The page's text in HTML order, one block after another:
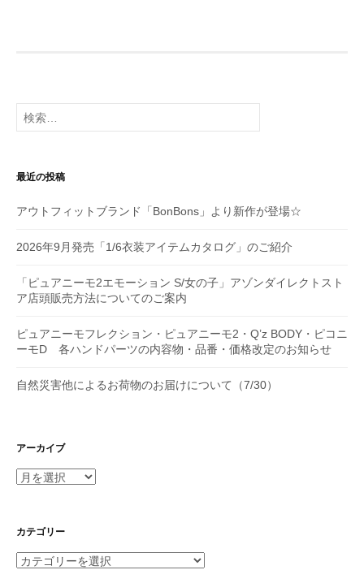
ー
シ
ン
検
索:
最近の投稿
アウトフィットブランド「BonBons」より新作が登場☆
2026年9月発売「1/6衣装アイテムカタログ」のご紹介
「ピュアニーモ2エモーション S/女の子」アゾンダイレクトスト
ア店頭販売方法についてのご案内
ピュアニーモフレクション・ピュアニーモ2・Q’z BODY・ピコニ
ーモD 各ハンドパーツの内容物・品番・価格改定のお知らせ
自然災害他によるお荷物のお届けについて（7/30）
アーカイブ
ア
イ
カテゴリー
カ